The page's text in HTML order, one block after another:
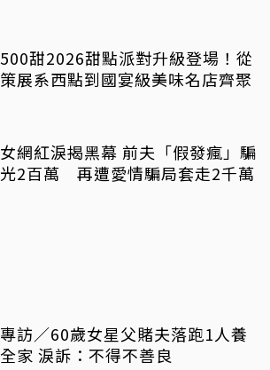
500甜2026甜點派對升級登場！從
策展系西點到國宴級美味名店齊聚
女網紅淚揭黑幕 前夫「假發瘋」騙
光2百萬 再遭愛情騙局套走2千萬
專訪／60歲女星父賭夫落跑1人養
全家 淚訴：不得不善良